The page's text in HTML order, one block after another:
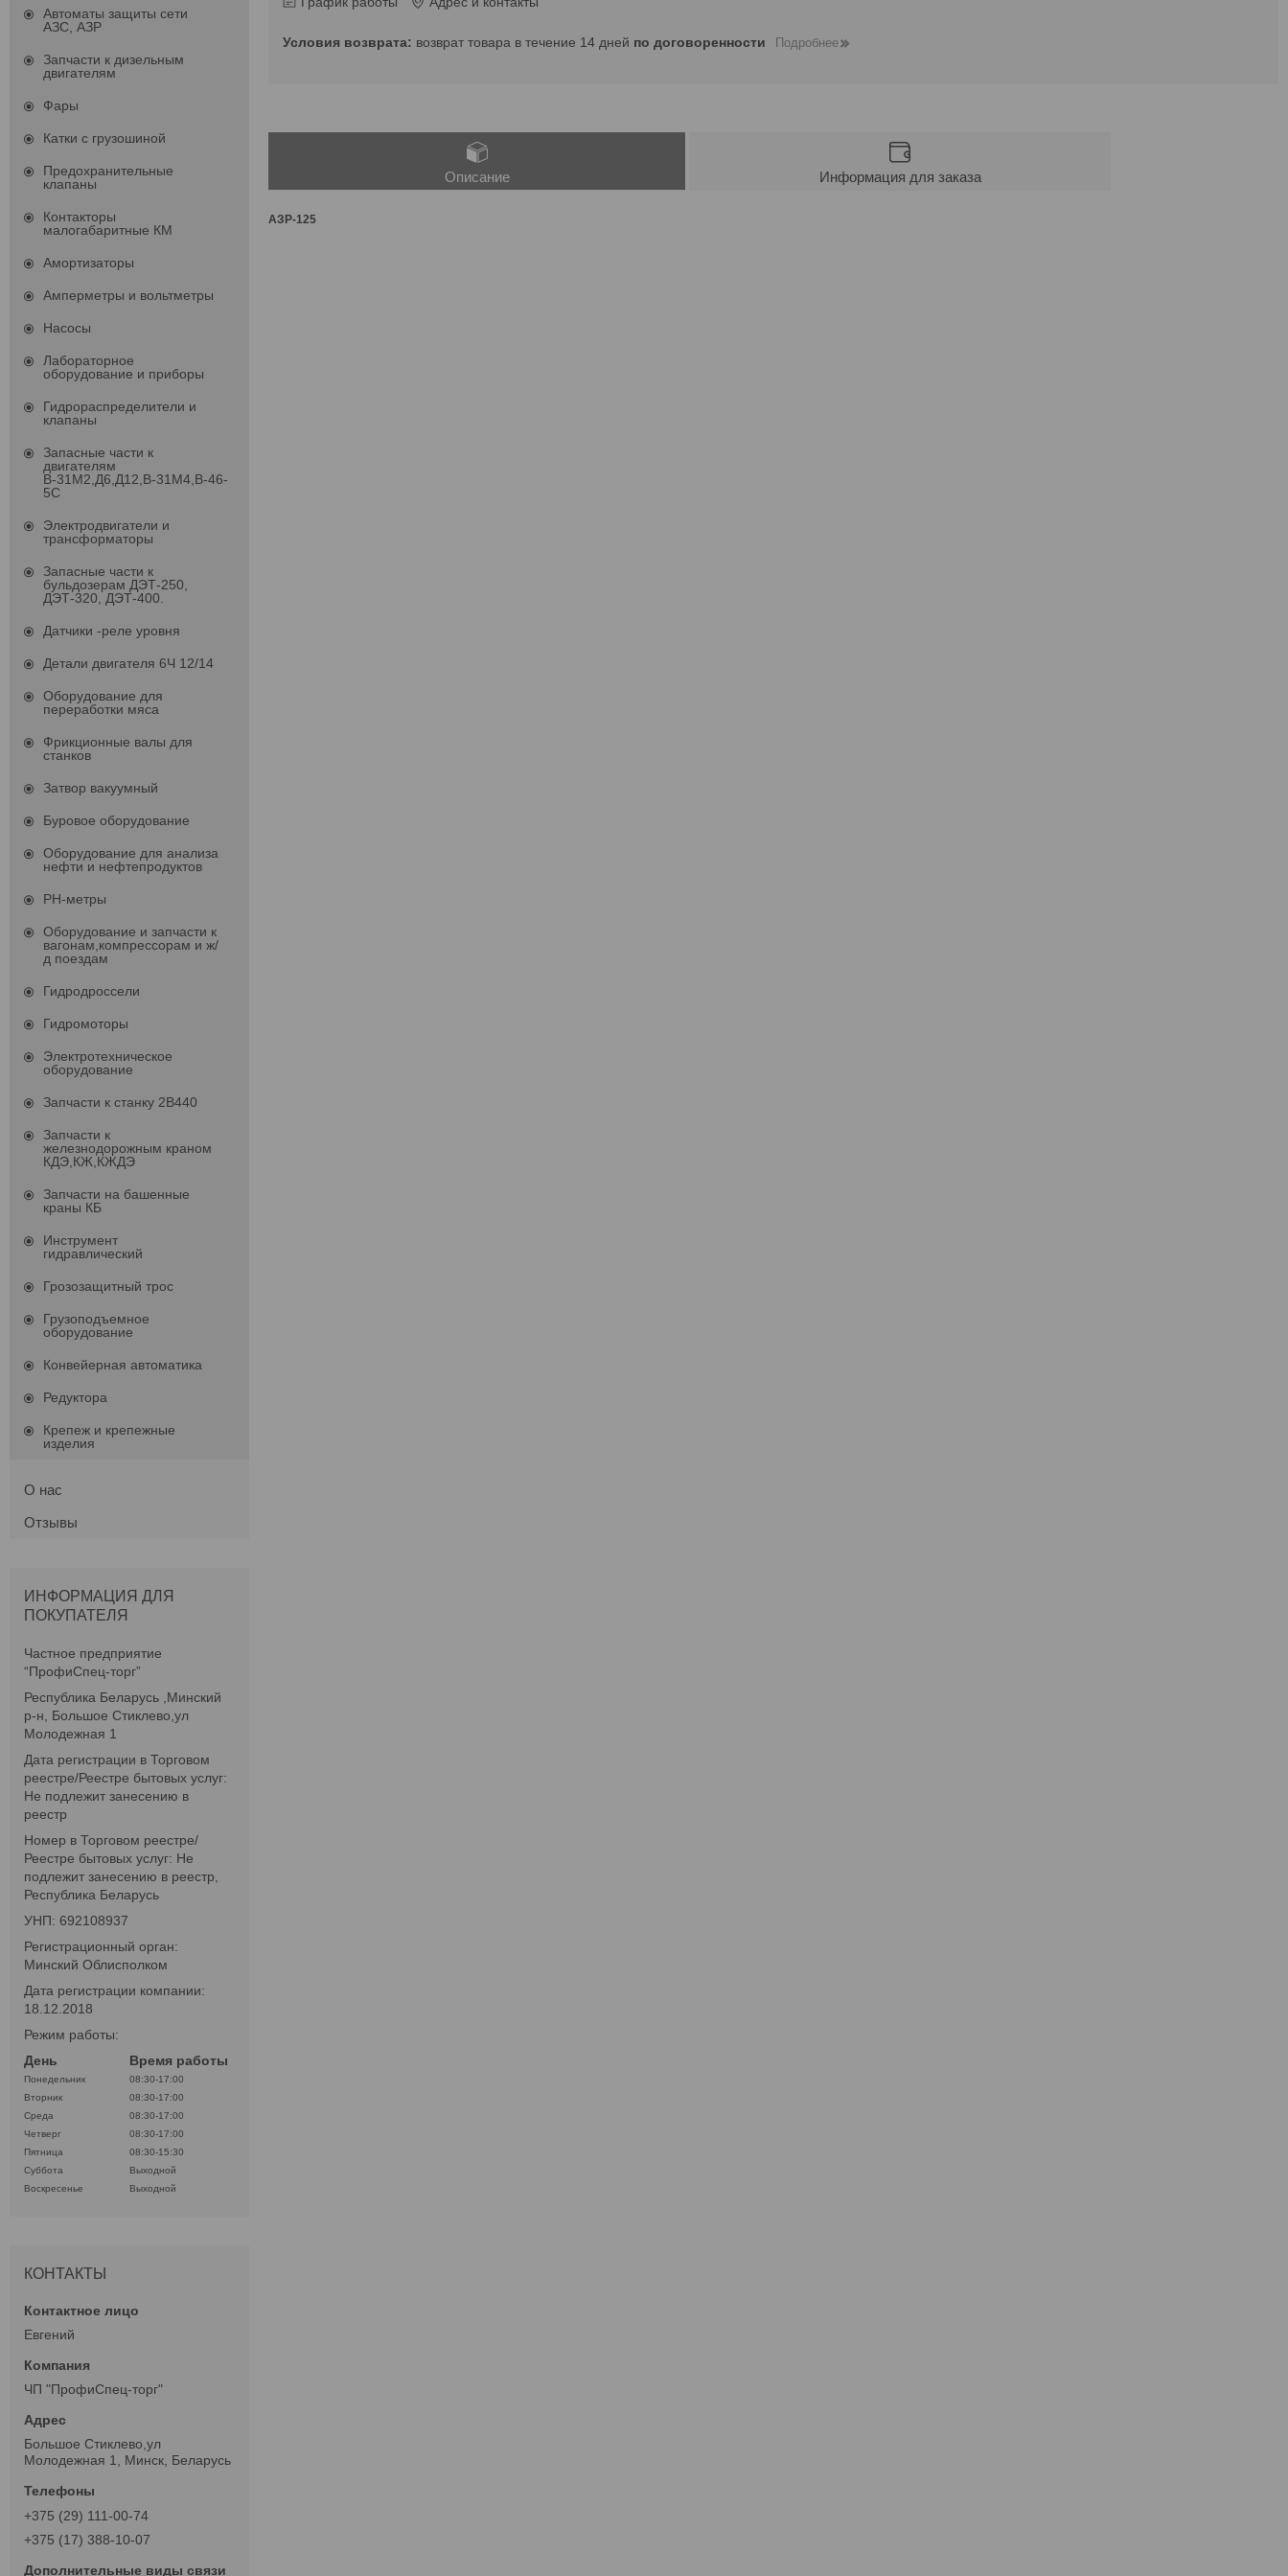
возврат товара в течение 14 дней по договоренности Подробнее
Описание Информация для заказа
АЗР-125
Автоматы защиты сети
АЗС, АЗР
Запчасти к дизельным
двигателям
Фары
Катки с грузошиной
Предохранительные
клапаны
Контакторы
малогабаритные КМ
Амортизаторы
Амперметры и вольтметры
Насосы
Лабораторное
оборудование и приборы
Гидрораспределители и
клапаны
Запасные части к
двигателям
В-31М2,Д6,Д12,В-31М4,В-46-
5С
Электродвигатели и
трансформаторы
Запасные части к
бульдозерам ДЭТ-250,
ДЭТ-320, ДЭТ-400.
Датчики -реле уровня
Детали двигателя 6Ч 12/14
Оборудование для
переработки мяса
Фрикционные валы для
станков
Затвор вакуумный
Буровое оборудование
Оборудование для анализа
нефти и нефтепродуктов
PH-метры
Оборудование и запчасти к
вагонам,компрессорам и ж/
д поездам
Гидродроссели
Гидромоторы
Электротехническое
оборудование
Запчасти к станку 2В440
Запчасти к
железнодорожным краном
КДЭ,КЖ,КЖДЭ
Запчасти на башенные
краны КБ
Инструмент
гидравлический
Грозозащитный трос
Грузоподъемное
оборудование
Конвейерная автоматика
Редуктора
Крепеж и крепежные
изделия
О нас
Отзывы
ИНФОРМАЦИЯ ДЛЯ
ПОКУПАТЕЛЯ
Частное предприятие
“ПрофиСпец-торг”
Республика Беларусь ,Минский
р-н, Большое Стиклево,ул
Молодежная 1
Дата регистрации в Торговом
реестре/Реестре бытовых услуг:
Не подлежит занесению в
реестр
Номер в Торговом реестре/
Реестре бытовых услуг: Не
подлежит занесению в реестр,
Республика Беларусь
УНП: 692108937
Регистрационный орган:
Минский Облисполком
Дата регистрации компании:
18.12.2018
Режим работы:
День
Время работы
Понедельник
08:30-17:00
Вторник
08:30-17:00
Среда
08:30-17:00
Четверг
08:30-17:00
Пятница
08:30-15:30
Суббота
Выходной
Воскресенье
Выходной
КОНТАКТЫ
Евгений
ЧП "ПрофиСпец-торг"
Большое Стиклево,ул
Молодежная 1, Минск, Беларусь
+375 (29) 111-00-74
+375 (17) 388-10-07